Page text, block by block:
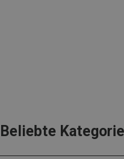
Beliebte